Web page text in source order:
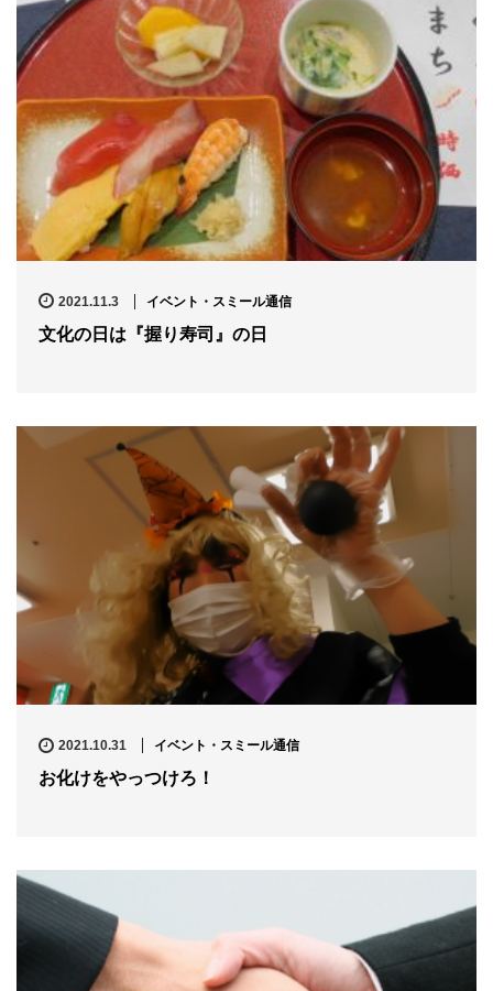
2021.11.3 イベント・スミール通信
文化の日は『握り寿司』の日
2021.10.31 イベント・スミール通信
お化けをやっつけろ！